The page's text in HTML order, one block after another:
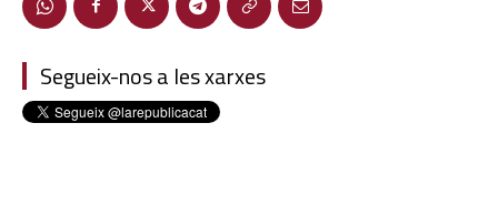
Segueix-nos a les xarxes